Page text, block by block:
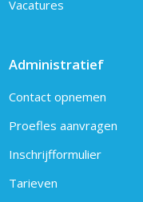
Vacatures
Administratief
Contact opnemen
Proefles aanvragen
Inschrijfformulier
Tarieven